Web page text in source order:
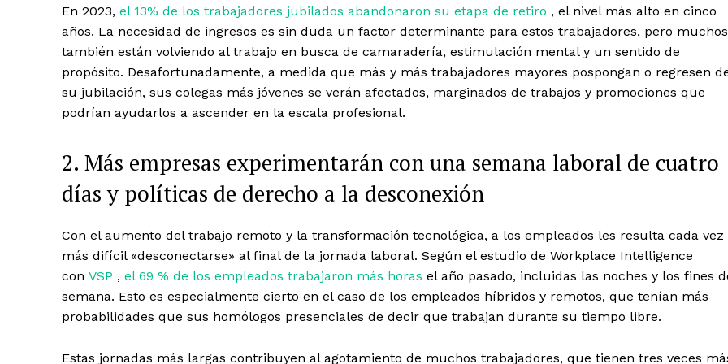
En 2023, el 13% de los trabajadores jubilados abandonaron su etapa de retiro , el nivel más alto en cinco
años. La necesidad de ingresos es sin duda un factor determinante para estos trabajadores, pero muchos
también están volviendo al trabajo en busca de camaradería, estimulación mental y un sentido de
propósito. Desafortunadamente, a medida que más y más trabajadores mayores pospongan o regresen
su jubilación, sus colegas más jóvenes se verán afectados, marginados de trabajos y promociones que
podrían ayudarlos a ascender en la escala profesional.
2. Más empresas experimentarán con una semana laboral de cuatro
días y políticas de derecho a la desconexión
Con el aumento del trabajo remoto y la transformación tecnológica, a los empleados les resulta cada vez
más difícil «desconectarse» al final de la jornada laboral. Según el estudio de Workplace Intelligence
con VSP , el 69 % de los empleados trabajaron más horas el año pasado, incluidas las noches y los fines
semana. Esto es especialmente cierto en el caso de los empleados híbridos y remotos, que tenían más
probabilidades que sus homólogos presenciales de decir que trabajan durante su tiempo libre.
Estas jornadas más largas contribuyen al agotamiento de muchos trabajadores, que tienen tres veces